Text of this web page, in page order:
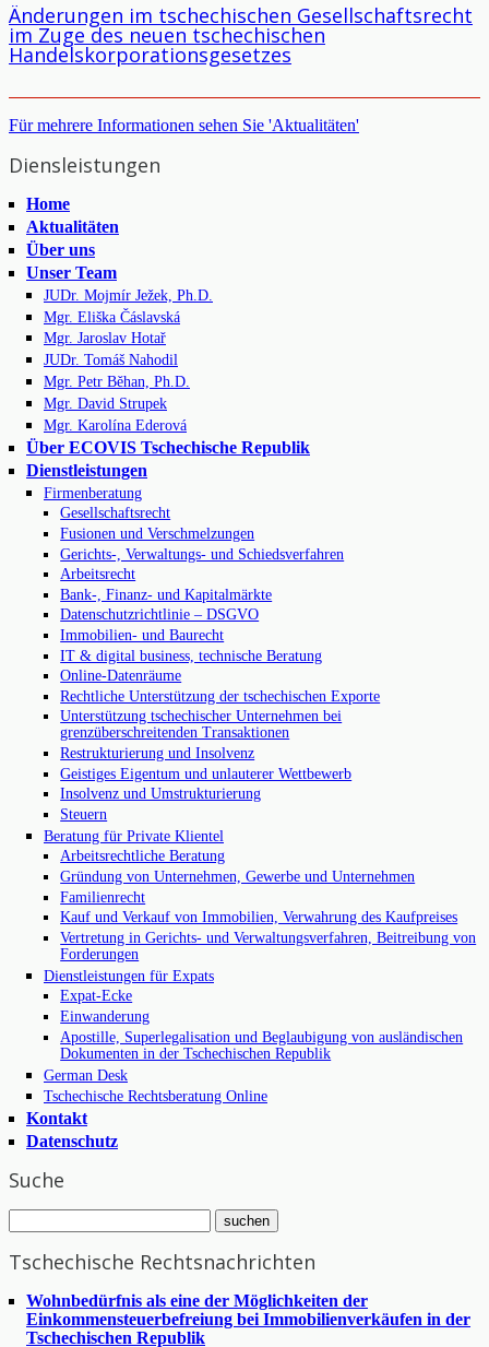
Änderungen im tschechischen Gesellschaftsrecht
im Zuge des neuen tschechischen
Handelskorporationsgesetzes
Für mehrere Informationen sehen Sie 'Aktualitäten'
Diensleistungen
Home
Aktualitäten
Über uns
Unser Team
JUDr. Mojmír Ježek, Ph.D.
Mgr. Eliška Čáslavská
Mgr. Jaroslav Hotař
JUDr. Tomáš Nahodil
Mgr. Petr Běhan, Ph.D.
Mgr. David Strupek
Mgr. Karolína Ederová
Über ECOVIS Tschechische Republik
Dienstleistungen
Firmenberatung
Gesellschaftsrecht
Fusionen und Verschmelzungen
Gerichts-, Verwaltungs- und Schiedsverfahren
Arbeitsrecht
Bank-, Finanz- und Kapitalmärkte
Datenschutzrichtlinie – DSGVO
Immobilien- und Baurecht
IT & digital business, technische Beratung
Online-Datenräume
Rechtliche Unterstützung der tschechischen Exporte
Unterstützung tschechischer Unternehmen bei
grenzüberschreitenden Transaktionen
Restrukturierung und Insolvenz
Geistiges Eigentum und unlauterer Wettbewerb
Insolvenz und Umstrukturierung
Steuern
Beratung für Private Klientel
Arbeitsrechtliche Beratung
Gründung von Unternehmen, Gewerbe und Unternehmen
Familienrecht
Kauf und Verkauf von Immobilien, Verwahrung des Kaufpreises
Vertretung in Gerichts- und Verwaltungsverfahren, Beitreibung von
Forderungen
Dienstleistungen für Expats
Expat-Ecke
Einwanderung
Apostille, Superlegalisation und Beglaubigung von ausländischen
Dokumenten in der Tschechischen Republik
German Desk
Tschechische Rechtsberatung Online
Kontakt
Datenschutz
Suche
Tschechische Rechtsnachrichten
Wohnbedürfnis als eine der Möglichkeiten der
Einkommensteuerbefreiung bei Immobilienverkäufen in der
Tschechischen Republik